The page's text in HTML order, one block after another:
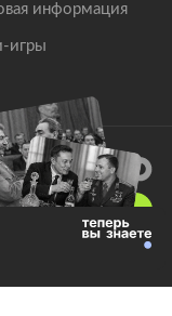
информация
игры